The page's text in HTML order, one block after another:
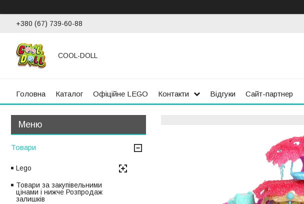
+380 (67) 739-60-88
COOL-DOLL
Головна Каталог Офіційне LEGO Контакти Відгуки Сайт-партнер
Товари
Lego
Товари за закупівельними
цінами і нижче Розпродаж
залишків